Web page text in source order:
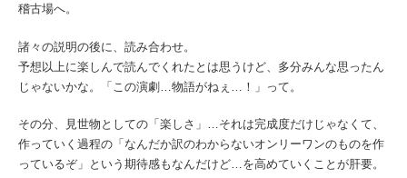
稽古場へ。
諸々の説明の後に、読み合わせ。
予想以上に楽しんで読んでくれたとは思うけど、多分みんな思ったん
じゃないかな。「この演劇…物語がねぇ…！」って。
その分、見世物としての「楽しさ」…それは完成度だけじゃなくて、
作っていく過程の「なんだか訳のわからないオンリーワンのものを作
っているぞ」という期待感もなんだけど…を高めていくことが肝要。